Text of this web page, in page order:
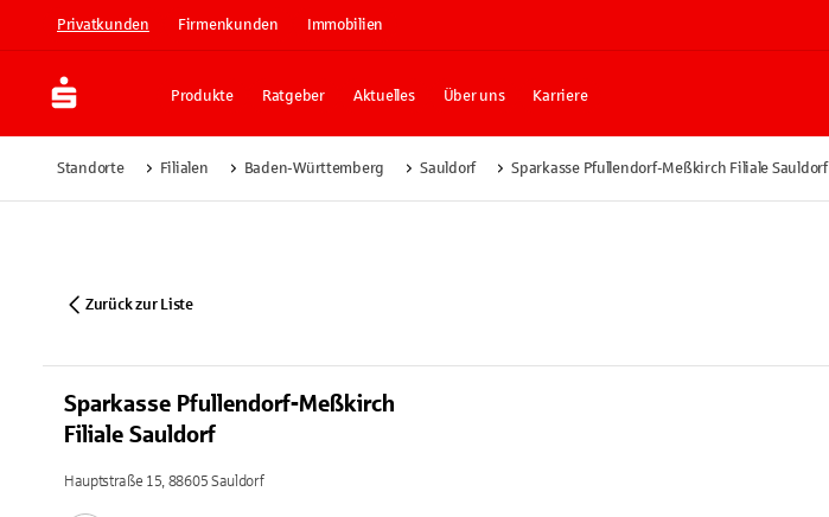
Privatkunden Firmenkunden Immobilien
Produkte Ratgeber Aktuelles Über uns Karriere
Standorte Filialen Baden-Württemberg Sauldorf Sparkasse Pfullendorf-Meßkirch Filiale Sauldorf
Zurück zur Liste
Sparkasse Pfullendorf-Meßkirch
Filiale Sauldorf
Hauptstraße 15, 88605 Sauldorf